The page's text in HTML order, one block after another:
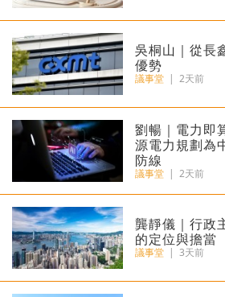
吳桐山｜從長
優勢
議事堂 | 2天前
劉暢｜電力即
源電力規劃為
防線
議事堂 | 2天前
龔靜儀｜行政
的定位與擔當
議事堂 | 3天前